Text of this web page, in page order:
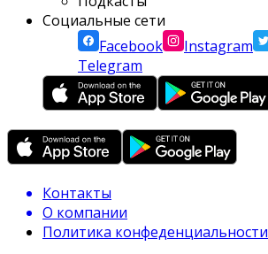
Социальные сети
Facebook
Instagram
Telegram
Контакты
О компании
Политика конфеденциальности